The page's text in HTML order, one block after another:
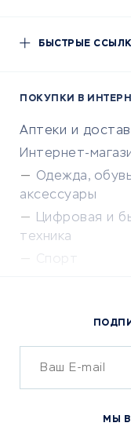
БЫСТРЫЕ
ПОКУПКИ В
Аптеки и
Интернет-
Одежда,
аксессуары
Цифровая и
техника
Спорт
Сервисы
ОБУЧЕНИЕ И РАБОТА
МЫ